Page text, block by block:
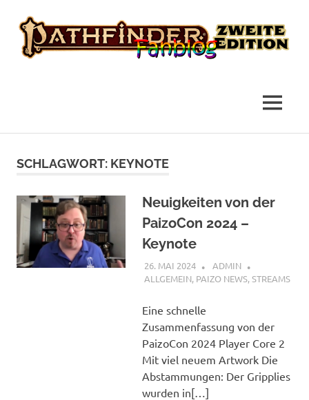
Inhalt
MENÜ
SCHLAGWORT: KEYNOTE
Neuigkeiten von der
PaizoCon 2024 –
Keynote
26. MAI 2024
ADMIN
ALLGEMEIN, PAIZO NEWS,STREAMS
Eine schnelle
Zusammenfassung von der
PaizoCon 2024 Player Core 2
Mit viel neuem Artwork Die
Abstammungen: Der Gripplies
wurden in[…]